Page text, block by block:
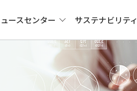
ースセンター サステナビリティ